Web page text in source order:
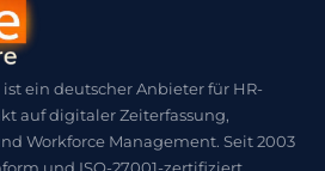
ein deutscher Anbieter für HR-
auf digitaler Zeiterfassung,
Workforce Management. Seit 2003